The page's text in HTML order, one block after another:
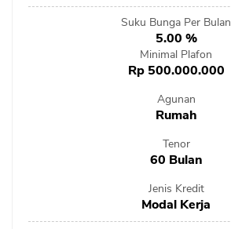
Suku Bunga Per Bulan
5.00 %
Minimal Plafon
Rp 500.000.000
Agunan
Rumah
Tenor
60 Bulan
Jenis Kredit
Modal Kerja